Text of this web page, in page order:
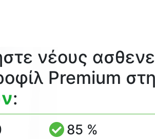
νέους
Premium στη
:
85 %